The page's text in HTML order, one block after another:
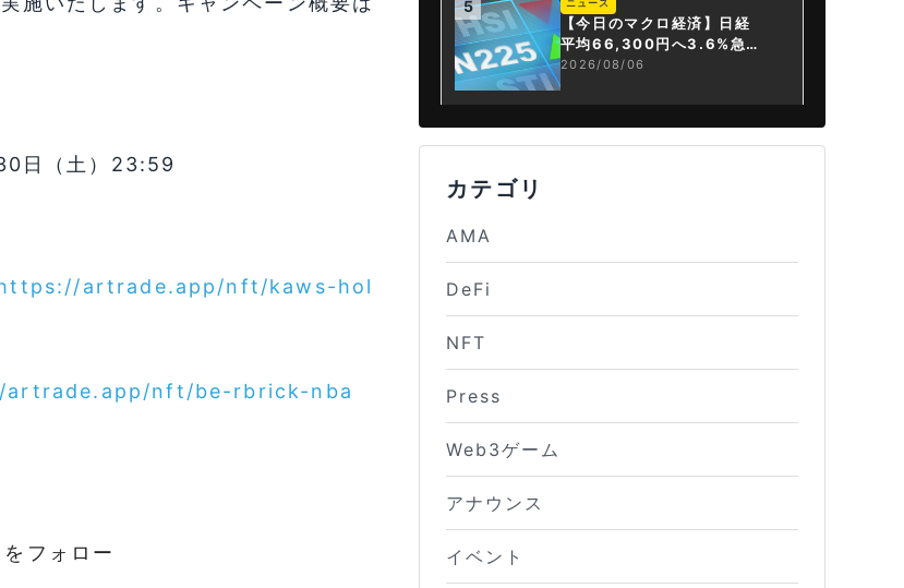
日（土）23:59
artrade.app/nft/kaws-hol
nft/be-rbrick-nba
フォロー
5 ニュース
【今日のマクロ経済】日経
平均66,300円へ3.6%急騰
もAI投資回収懸念が再燃
2026/08/06
カテゴリ
AMA
DeFi
NFT
Press
Web3ゲーム
アナウンス
イベント